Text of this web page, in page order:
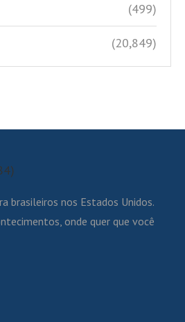
(499)
(20,849)
brasileiros nos Estados Unidos.
onde quer que você